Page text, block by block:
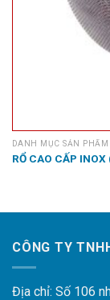
DANH MỤC SẢN PHẨM
RỔ CAO CẤP
CÔNG TY
Địa chỉ: Số 106